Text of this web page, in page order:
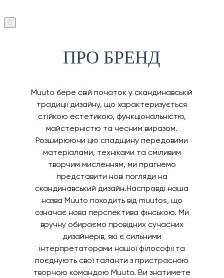
ПРО БРЕНД
Muuto бере свій початок у скандинавській
традиції дизайну, що характеризується
стійкою естетикою, функціональністю,
майстерністю та чесним виразом.
Розширюючи цю спадщину передовими
матеріалами, техніками та сміливим
творчим мисленням, ми прагнемо
представити нові погляди на
скандинавський дизайн.Насправді наша
назва Muuto походить від muutos, що
означає нова перспектива фінською. Ми
вручну обираємо провідних сучасних
дизайнерів, які є сильними
інтерпретаторами нашої філософії та
поєднують свої таланти з пристрасною
творчою командою Muuto. Ви знатимете